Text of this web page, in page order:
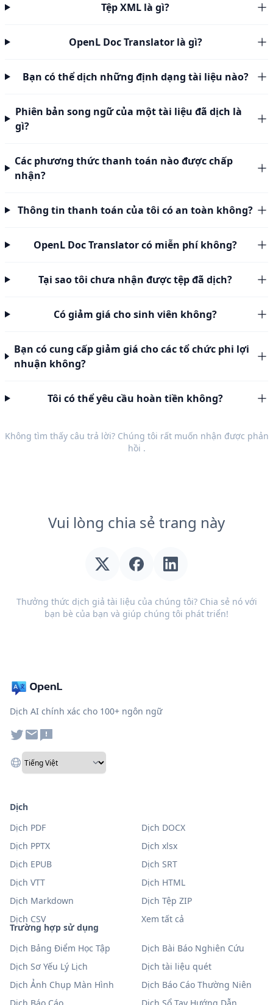
Tệp XML là gì?
OpenL Doc Translator là gì?
Bạn có thể dịch những định dạng tài liệu nào?
Phiên bản song ngữ của một tài liệu đã dịch là
gì?
Các phương thức thanh toán nào được chấp
nhận?
Thông tin thanh toán của tôi có an toàn không?
OpenL Doc Translator có miễn phí không?
Tại sao tôi chưa nhận được tệp đã dịch?
Có giảm giá cho sinh viên không?
Bạn có cung cấp giảm giá cho các tổ chức phi lợi
nhuận không?
Tôi có thể yêu cầu hoàn tiền không?
Không tìm thấy câu trả lời? Chúng tôi rất muốn nhận được phản
hồi .
Vui lòng chia sẻ trang này
Thưởng thức dịch giả tài liệu của chúng tôi? Chia sẻ nó với
bạn bè của bạn và giúp chúng tôi phát triển!
Dịch AI chính xác cho 100+ ngôn ngữ
Trường hợp sử dụng
Dịch Bảng Điểm Học Tập
Dịch Bài Báo Nghiên Cứu
Dịch Sơ Yếu Lý Lịch
Dịch tài liệu quét
Dịch Ảnh Chụp Màn Hình
Dịch Báo Cáo Thường Niên
Dịch
Dịch PDF
Dịch DOCX
Dịch PPTX
Dịch xlsx
Dịch EPUB
Dịch SRT
Dịch VTT
Dịch HTML
Dịch Markdown
Dịch Tệp ZIP
Dịch CSV
Xem tất cả